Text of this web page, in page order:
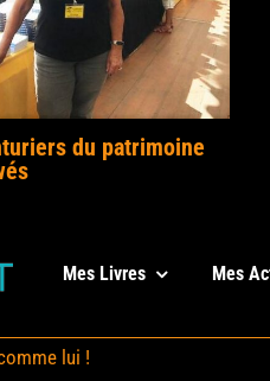
du patrimoine
Mes Livres Mes
lui !